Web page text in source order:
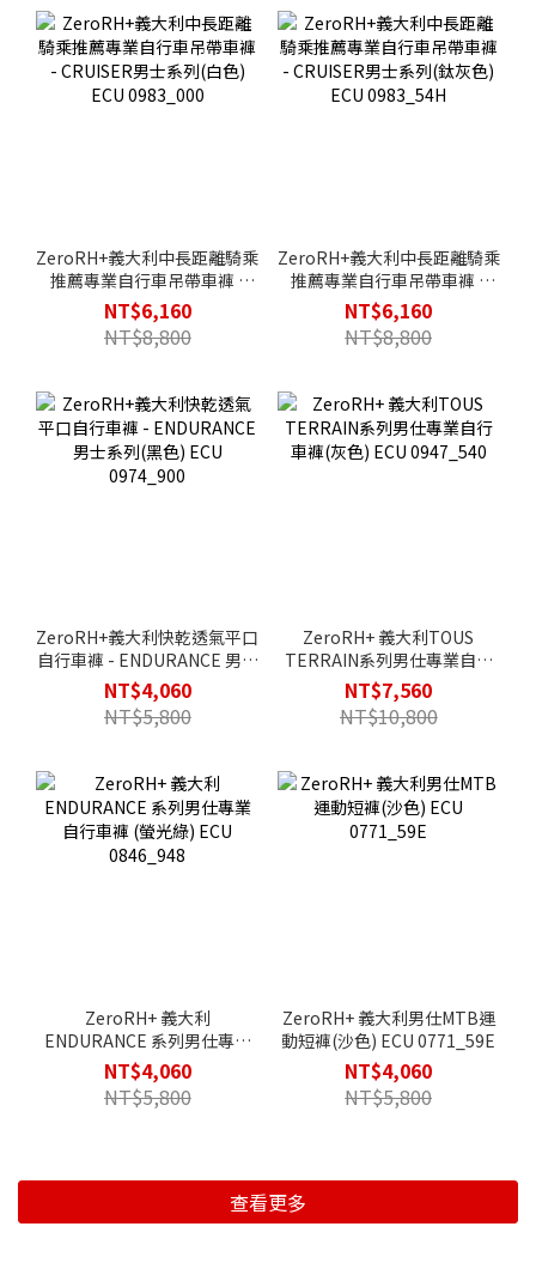
ZeroRH+義大利中長距離騎乘
推薦專業自行車吊帶車褲 -
CRUISER男士系列(白色) ECU
0983_000
NT$6,160
NT$8,800
ZeroRH+義大利中長距離騎乘
推薦專業自行車吊帶車褲 -
CRUISER男士系列(鈦灰色)
ECU 0983_54H
NT$6,160
NT$8,800
ZeroRH+義大利快乾透氣平口
自行車褲 - ENDURANCE 男士
系列(黑色) ECU 0974_900
NT$4,060
NT$5,800
ZeroRH+ 義大利TOUS
TERRAIN系列男仕專業自行
車褲(灰色) ECU 0947_540
NT$7,560
NT$10,800
ZeroRH+ 義大利
ENDURANCE 系列男仕專業
自行車褲 (螢光綠) ECU
0846_948
NT$4,060
NT$5,800
ZeroRH+ 義大利男仕MTB運
動短褲(沙色) ECU 0771_59E
NT$4,060
NT$5,800
查看更多